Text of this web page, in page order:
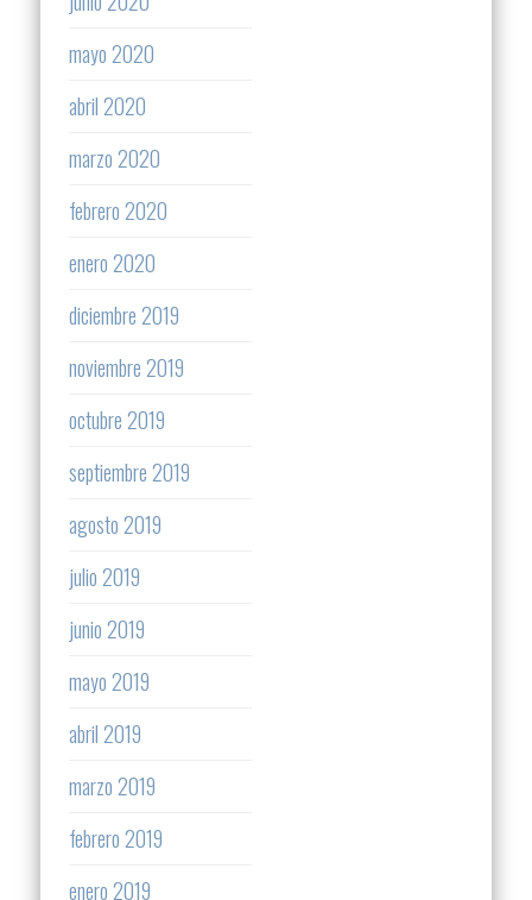
mayo 2020
abril 2020
marzo 2020
febrero 2020
enero 2020
diciembre 2019
noviembre 2019
octubre 2019
septiembre 2019
agosto 2019
julio 2019
junio 2019
mayo 2019
abril 2019
marzo 2019
febrero 2019
enero 2019